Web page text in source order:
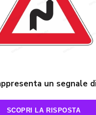
un segnale
SCOPRI LA RISPOSTA